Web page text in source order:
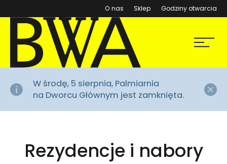
O nas Sklep (otwiera się w nowym
Godziny otwarcia
BWA Wrocław
Galerie Sztuki Współczesnej
Menu
W środę, 5 sierpnia, Palmiarnia
na Dworcu Głównym jest zamknięta.
Rezydencje i nabory